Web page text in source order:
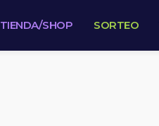
TIENDA/SHOP SORTEO